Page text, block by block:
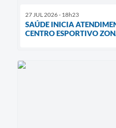
27 JUL 2026 - 18h23
SAÚDE INICIA
CENTRO ESPORTIVO